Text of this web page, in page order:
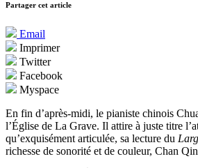
Partager cet article
Email
Imprimer
Twitter
Facebook
Myspace
En fin d’après-midi, le pianiste chinois
l’Église de La Grave. Il attire à juste titre
qu’exquisément articulée, sa lecture du
richesse de sonorité et de couleur, Chan